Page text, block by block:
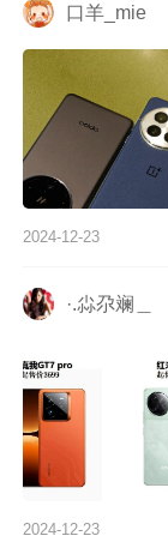
口羊_mie
2024-12-23
·.尛尕斓＿
2024-12-23